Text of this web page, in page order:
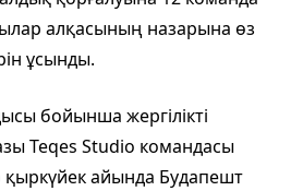
алқасының назарына өз
ұсынды.
бойынша жергілікті
Teqes Studio командасы
қыркүйек айында Будапешт